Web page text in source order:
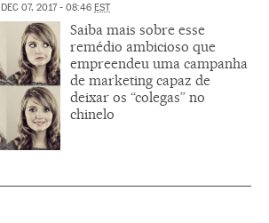
DEC 07, 2017 - 08:46 EST
Saiba mais sobre esse
remédio ambicioso que
empreendeu uma campanha
de marketing capaz de
deixar os “colegas” no
chinelo